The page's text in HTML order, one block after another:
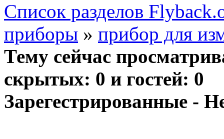
Список разделов
приборы » прибор для
Тему сейчас
скрытых: 0 и гостей: 0
Зарегестрированные -